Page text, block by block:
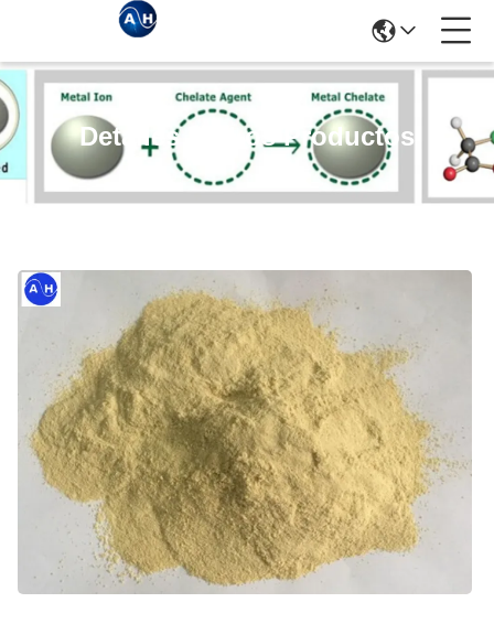
Detalles De Los Productos